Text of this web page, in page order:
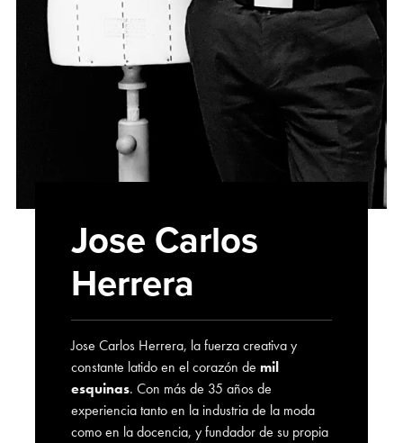
Jose Carlos
Herrera
Jose Carlos Herrera, la fuerza creativa y
constante latido en el corazón de mil
esquinas. Con más de 35 años de
experiencia tanto en la industria de la moda
como en la docencia, y fundador de su propia